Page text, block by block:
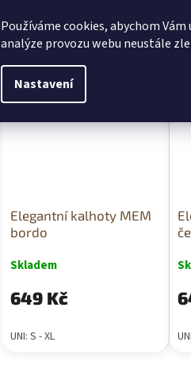
Používáme cookies, abychom
analýze provozu webu neustále
Nastavení
Související produkty
Elegantní kalhoty MEM
bordo
Skladem
649 Kč
UNI: S - XL